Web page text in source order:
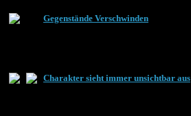
Gegenstände Verschwinden
Charakter sieht immer unsichtbar aus